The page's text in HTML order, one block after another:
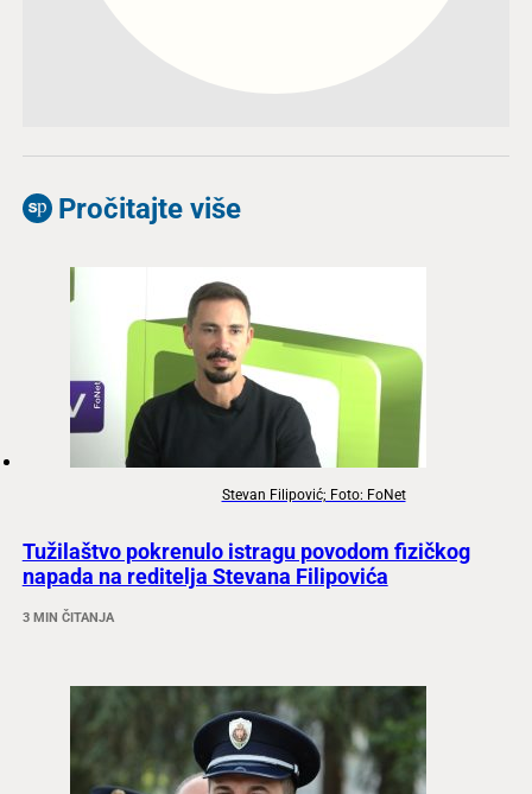
Pročitajte više
Stevan Filipović; Foto: FoNet
Tužilaštvo pokrenulo istragu povodom fizičkog
napada na reditelja Stevana Filipovića
3 MIN ČITANJA